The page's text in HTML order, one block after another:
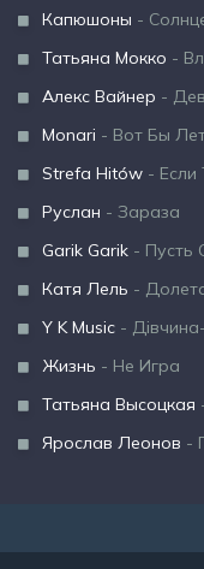
Капюшоны -
Татьяна Мокко -
Алекс Вайнер -
Monari - Вот Бы
Strefa Hitów - Если
Руслан - Зараза
Garik Garik - Пусть
Катя Лель -
Y K Music -
Жизнь - Не Игра
Татьяна Высоцкая
Ярослав Леонов -